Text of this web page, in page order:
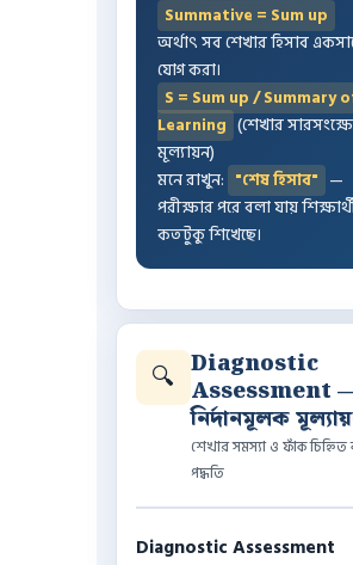
Summative = Sum up
অর্থাৎ সব শেখার হিসাব
যোগ করা।
S = Sum up / Summary
Learning (শেখার
মূল্যায়ন)
মনে রাখুন: "শেষ হিসাব" —
পরীক্ষার পরে বলা যায়
কতটুকু শিখেছে।
🔍 Diagnostic
Assessment
নির্দানমূলক
শেখার সমস্যা ও ফাঁক চিহ্নিত
পদ্ধতি
Diagnostic Assessment